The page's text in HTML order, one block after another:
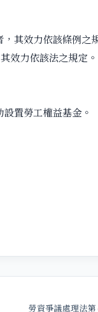
其效力依該條例之
效力依該法之規定。
置勞工權益基金。
勞資爭議處理法第